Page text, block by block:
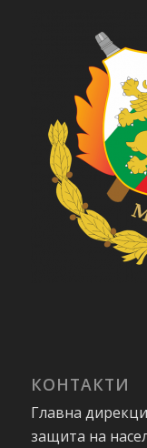
КОНТАКТИ
Главна
защита на